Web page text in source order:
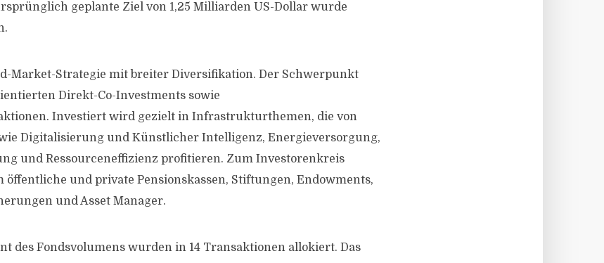
geplante Ziel von 1,25 Milliarden US-Dollar wurde
Market-Strategie mit breiter Diversifikation. Der Schwerpunkt
Direkt-Co-Investments sowie
Investiert wird gezielt in Infrastrukturthemen, die von
Digitalisierung und Künstlicher Intelligenz, Energieversorgung,
und Ressourceneffizienz profitieren. Zum Investorenkreis
öffentliche und private Pensionskassen, Stiftungen, Endowments,
und Asset Manager.
des Fondsvolumens wurden in 14 Transaktionen allokiert. Das